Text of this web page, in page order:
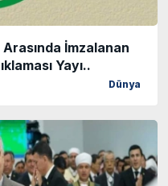
İmzalanan
Yayı..
Dünya